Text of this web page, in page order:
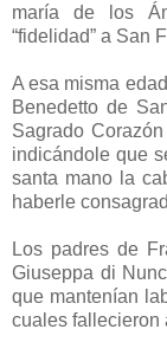
maría de los
“fidelidad” a San
A esa misma
Benedetto de
Sagrado
indicándole que
santa mano la
haberle
Los padres de
Giuseppa di
que mantenían
cuales fallecieron